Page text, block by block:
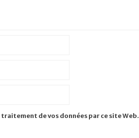
de vos données par ce site Web.